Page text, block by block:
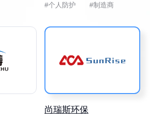
个人防护 #制造商
尚瑞斯环保